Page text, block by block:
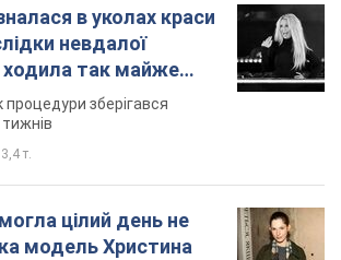
в уколах краси
невдалої
ходила так майже
процедури зберігався
3,4 т.
цілий день не
модель Христина